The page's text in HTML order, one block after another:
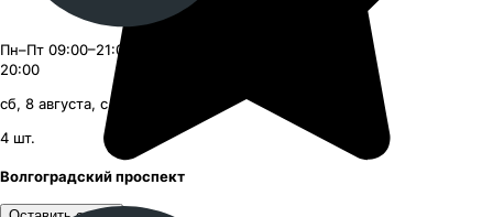
Пн–Пт 09:00–21:00, Сб–Вс 09:00–
20:00
сб, 8 августа, с 09:00
4 шт.
Волгоградский проспект